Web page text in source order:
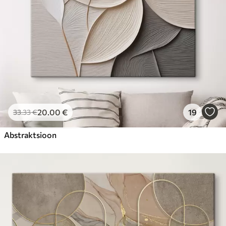
33.33€20.00 € 19
Abstraktsioon